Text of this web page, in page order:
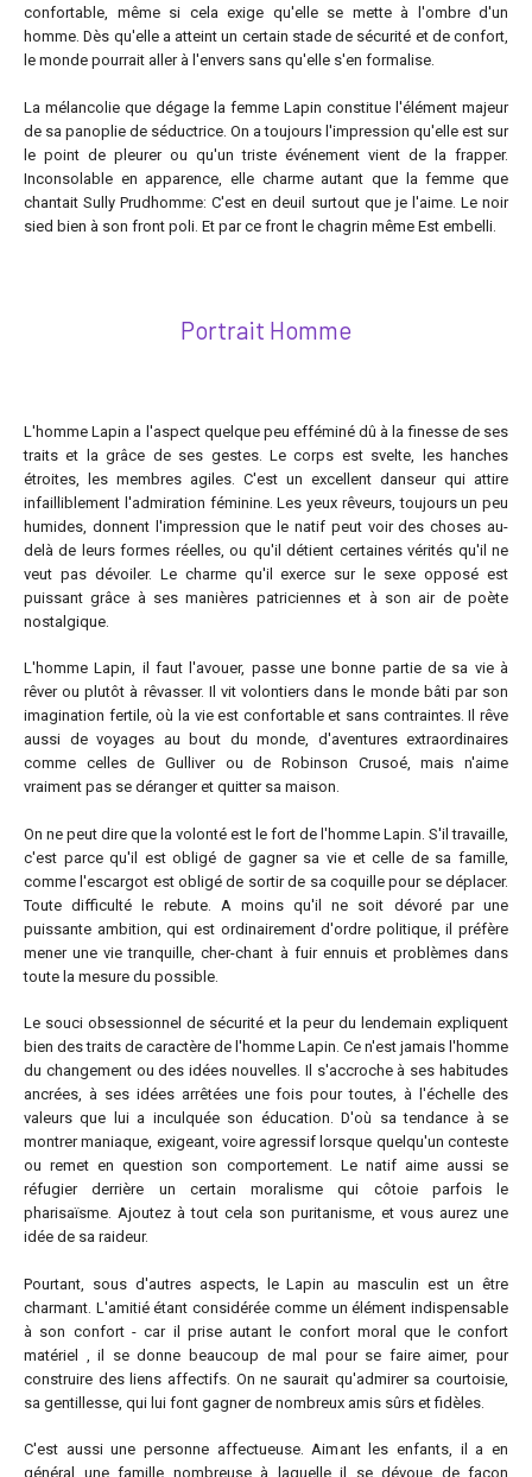
confortable, même si cela exige qu'elle se mette à l'ombre d'un
homme. Dès qu'elle a atteint un certain stade de sécurité et de confort,
le monde pourrait aller à l'envers sans qu'elle s'en formalise.
La mélancolie que dégage la femme Lapin constitue l'élément majeur
de sa panoplie de séductrice. On a toujours l'impression qu'elle est sur
le point de pleurer ou qu'un triste événement vient de la frapper.
Inconsolable en apparence, elle charme autant que la femme que
chantait Sully Prudhomme: C'est en deuil surtout que je l'aime. Le noir
sied bien à son front poli. Et par ce front le chagrin même Est embelli.
Portrait Homme
L'homme Lapin a l'aspect quelque peu efféminé dû à la finesse de ses
traits et la grâce de ses gestes. Le corps est svelte, les hanches
étroites, les membres agiles. C'est un excellent danseur qui attire
infailliblement l'admiration féminine. Les yeux rêveurs, toujours un peu
humides, donnent l'impression que le natif peut voir des choses au-
delà de leurs formes réelles, ou qu'il détient certaines vérités qu'il ne
veut pas dévoiler. Le charme qu'il exerce sur le sexe opposé est
puissant grâce à ses manières patriciennes et à son air de poète
nostalgique.
L'homme Lapin, il faut l'avouer, passe une bonne partie de sa vie à
rêver ou plutôt à rêvasser. Il vit volontiers dans le monde bâti par son
imagination fertile, où la vie est confortable et sans contraintes. Il rêve
aussi de voyages au bout du monde, d'aventures extraordinaires
comme celles de Gulliver ou de Robinson Crusoé, mais n'aime
vraiment pas se déranger et quitter sa maison.
On ne peut dire que la volonté est le fort de l'homme Lapin. S'il travaille,
c'est parce qu'il est obligé de gagner sa vie et celle de sa famille,
comme l'escargot est obligé de sortir de sa coquille pour se déplacer.
Toute difficulté le rebute. A moins qu'il ne soit dévoré par une
puissante ambition, qui est ordinairement d'ordre politique, il préfère
mener une vie tranquille, cher-chant à fuir ennuis et problèmes dans
toute la mesure du possible.
Le souci obsessionnel de sécurité et la peur du lendemain expliquent
bien des traits de caractère de l'homme Lapin. Ce n'est jamais l'homme
du changement ou des idées nouvelles. Il s'accroche à ses habitudes
ancrées, à ses idées arrêtées une fois pour toutes, à l'échelle des
valeurs que lui a inculquée son éducation. D'où sa tendance à se
montrer maniaque, exigeant, voire agressif lorsque quelqu'un conteste
ou remet en question son comportement. Le natif aime aussi se
réfugier derrière un certain moralisme qui côtoie parfois le
pharisaïsme. Ajoutez à tout cela son puritanisme, et vous aurez une
idée de sa raideur.
Pourtant, sous d'autres aspects, le Lapin au masculin est un être
charmant. L'amitié étant considérée comme un élément indispensable
à son confort - car il prise autant le confort moral que le confort
matériel , il se donne beaucoup de mal pour se faire aimer, pour
construire des liens affectifs. On ne saurait qu'admirer sa courtoisie,
sa gentillesse, qui lui font gagner de nombreux amis sûrs et fidèles.
C'est aussi une personne affectueuse. Aimant les enfants, il a en
général une famille nombreuse à laquelle il se dévoue de façon